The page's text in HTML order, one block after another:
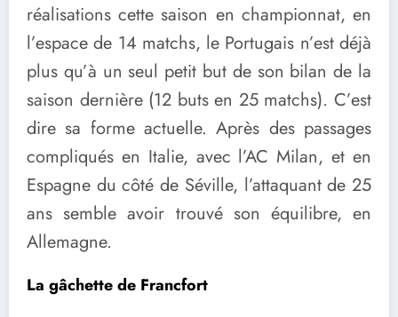
réalisations cette saison en championnat, en
l’espace de 14 matchs, le Portugais n’est déjà
plus qu’à un seul petit but de son bilan de la
saison dernière (12 buts en 25 matchs). C’est
dire sa forme actuelle. Après des passages
compliqués en Italie, avec l’AC Milan, et en
Espagne du côté de Séville, l’attaquant de 25
ans semble avoir trouvé son équilibre, en
Allemagne.
La gâchette de Francfort